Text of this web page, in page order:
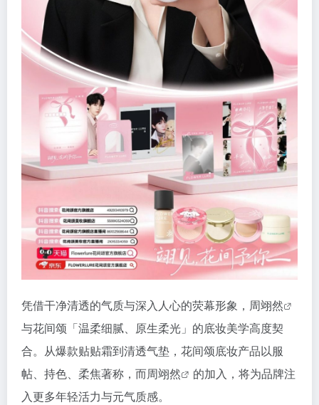
凭借干净清透的气质与深入人心的荧幕形象， 周翊然
与花间颂「温柔细腻、原生柔光」的底妆美学高度契
合。从爆款贴贴霜到清透气垫，花间颂底妆产品以服
帖、持色、柔焦著称，而周翊然
的加入，将为品牌注
入更多年轻活力与元气质感。